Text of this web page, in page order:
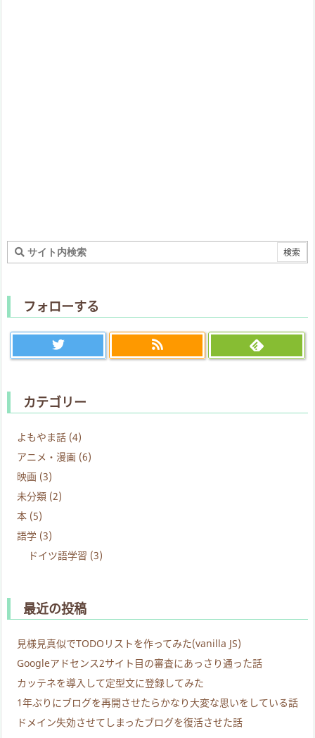
フォローする
カテゴリー
よもやま話 (4)
アニメ・漫画 (6)
映画 (3)
未分類 (2)
本 (5)
語学 (3)
ドイツ語学習 (3)
最近の投稿
見様見真似でTODOリストを作ってみた(vanilla JS)
Googleアドセンス2サイト目の審査にあっさり通った話
カッテネを導入して定型文に登録してみた
1年ぶりにブログを再開させたらかなり大変な思いをしている話
ドメイン失効させてしまったブログを復活させた話